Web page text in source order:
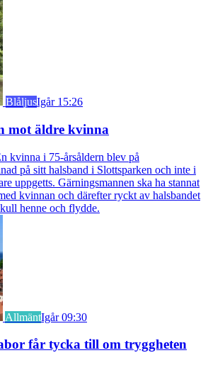
BlåljusIgår 15:26
mot äldre kvinna
i 75-årsåldern blev på
på sitt halsband i Slottsparken och inte i
uppgetts. Gärningsmannen ska ha stannat
kvinnan och därefter ryckt av halsbandet
henne och flydde.
AllmäntIgår 09:30
får tycka till om tryggheten